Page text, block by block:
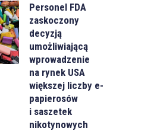
Personel FDA
zaskoczony
decyzją
umożliwiającą
wprowadzenie
na rynek USA
większej liczby e-
papierosów
i saszetek
nikotynowych